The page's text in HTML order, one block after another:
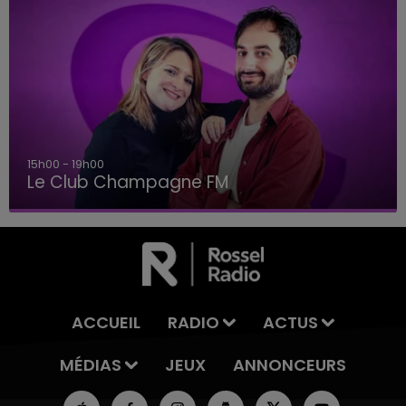
15h00 - 19h00
Le Club Champagne FM
ACCUEIL RADIO
ACTUS
MÉDIAS
JEUX ANNONCEURS